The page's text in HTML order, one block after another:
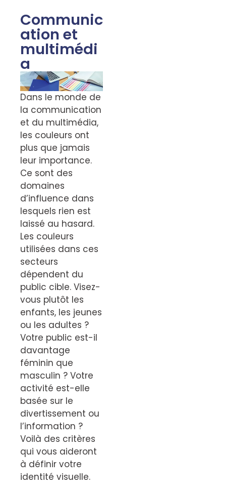
Communic
ation et
multimédi
a
Dans le monde de
la communication
et du multimédia,
les couleurs ont
plus que jamais
leur importance.
Ce sont des
domaines
d’influence dans
lesquels rien est
laissé au hasard.
Les couleurs
utilisées dans ces
secteurs
dépendent du
public cible. Visez-
vous plutôt les
enfants, les jeunes
ou les adultes ?
Votre public est-il
davantage
féminin que
masculin ? Votre
activité est-elle
basée sur le
divertissement ou
l’information ?
Voilà des critères
qui vous aideront
à définir votre
identité visuelle.